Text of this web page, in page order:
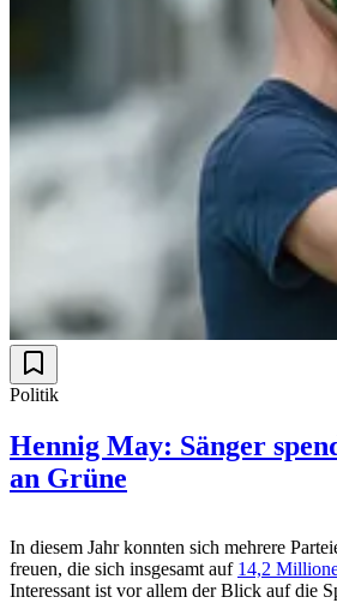
Politik
Hennig May: Sänger
an Grüne
In diesem Jahr konnten sich mehrere
freuen, die sich insgesamt auf 14,2
Interessant ist vor allem der Blick auf die